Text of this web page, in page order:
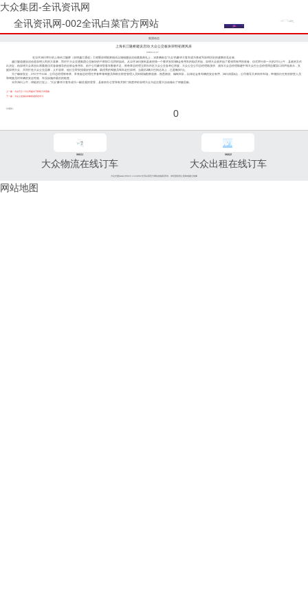
大众集团-全讯资讯网
全讯资讯网-002全讯白菜官方网站
集团动态
上海长江隧桥建设启动 大众公交板块崇明初展风采
2004-12-27
在12月28日举行的上海长江隧桥（崇明越江通道）工程暨崇明陈家镇试点城镇建设启动奠基典礼上，10多辆标志“大众”的豪华大客车成为将改写崇明历史的盛事的见证者。
越江隧道建设启动是崇明人民的大喜事，而对于大众交通集团公交板块的干部职工也同样如此。从12月18日接到县政府第一个要求安排3辆会务用车的电话开始，崇明大众就开始了紧张而有序的准备。仪式举行前一天的27日上午，县政府又作
出决定，由崇明大众承担出席奠基仪式各级领导的全部会务用车。由于公司豪华型客车数量不足，郭奇章总经理立即向市区大众公交各单位求援，大众公交公司总经理陈茂华、浦东大众总经理陈建中和大众巴士总经理周忠耀异口同声地表示，支
援崇明大众、共同打造大众公交品牌，义不容辞。他们立即安排最好的车辆、最优秀的驾驶员驾车赶往崇明。当最后2辆大巴到达岛上，已是晚间7点。
为了确保安全，27日下午3:30，公司总经理郭奇章、常务副总经理任井春带领驾驶员和部分部室管理人员到现场勘察道路，熟悉路段、编制车队，以保证会务车辆的安全有序。28日清晨6点，公司领导又来到停车场，率领执行任务的部室人员
和驾驶员对车辆的安全性能、车况设施作最后的检查。
12月28日上午，绵延的江堤上，“大众”豪华大客车成为一幅壮观的背景，县政府办公室和有关部门高度评价崇明大众为这次重大活动做出了积极贡献。
上一篇：大众巴士二分公司提出下阶段工作思路
下一篇：大众公交倡议向陈双龙同志学习
分享到： 0
96811
大众物流在线订车
96822
大众出租在线订车
大众交通(www.96822.com)002全讯白菜官方网站的版权所有，未经授权禁止复制或建立镜像
网站地图